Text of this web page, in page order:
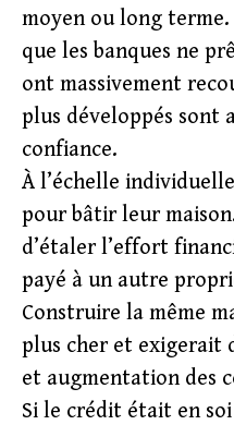
moyen ou long terme.
que les banques ne
ont massivement
plus développés sont
confiance.
À l’échelle
pour bâtir leur
d’étaler l’effort
payé à un autre
Construire la même
plus cher et exigerait
et augmentation des
Si le crédit était en